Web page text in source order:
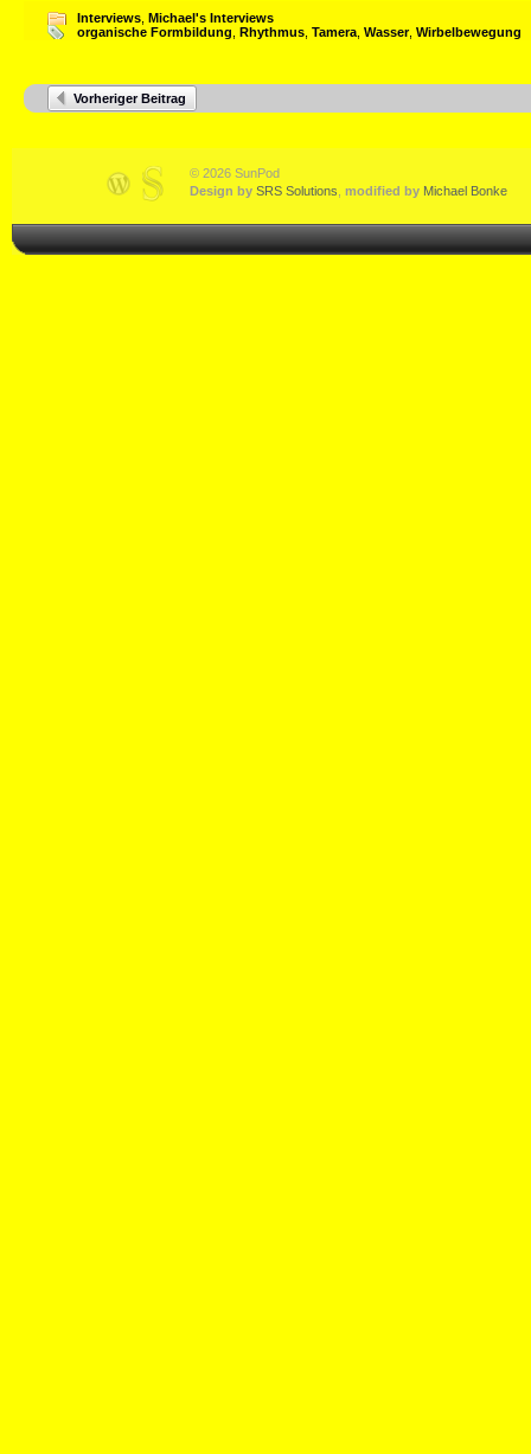
Interviews Michael's Interviews
organische Formbildung Rhythmus Tamera Wasser, Wirbelbewegung
Vorheriger Beitrag
© 2026 SunPod
Design by SRS Solutions modified by Michael Bonke